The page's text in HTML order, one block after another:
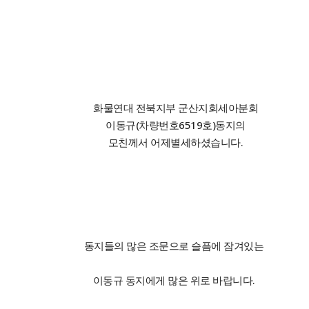
화물연대 전북지부 군산지회세아분회
이동규(차량번호6519호)동지의
모친께서 어제별세하셨습니다.
동지들의 많은 조문으로 슬픔에 잠겨있는
이동규 동지에게 많은 위로 바랍니다.